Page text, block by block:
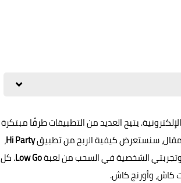
يتيح العديد من التطبيقات طرقًا مبتكرة
سنستعرض كيفية الربح من تطبيقHi Party،
الشخصية في السحب من لعبةLow Go. كل
كاش، وأورنج كاش.